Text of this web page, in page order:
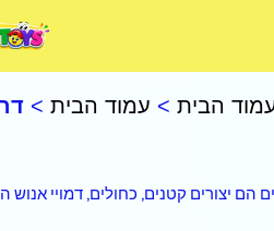
הבית > עמוד הבית >
הם יצורים קטנים, כחולים, דמויי